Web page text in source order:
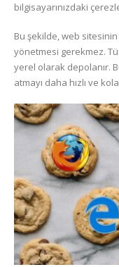
bilgisayarınızdaki
Bu şekilde, web sitesinin
yönetmesi gerekmez.
yerel olarak depolanır.
atmayı daha hızlı ve